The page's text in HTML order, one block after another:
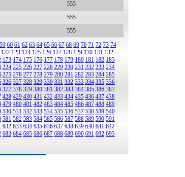
555
555
555
59 60 61 62 63 64 65 66 67 68 69 70 71 72 73 74
122 123 124 125 126 127 128 129 130 131 132
173 174 175 176 177 178 179 180 181 182 183
224 225 226 227 228 229 230 231 232 233 234
275 276 277 278 279 280 281 282 283 284 285
326 327 328 329 330 331 332 333 334 335 336
377 378 379 380 381 382 383 384 385 386 387
428 429 430 431 432 433 434 435 436 437 438
479 480 481 482 483 484 485 486 487 488 489
530 531 532 533 534 535 536 537 538 539 540
581 582 583 584 585 586 587 588 589 590 591
632 633 634 635 636 637 638 639 640 641 642
683 684 685 686 687 688 689 690 691 692 693